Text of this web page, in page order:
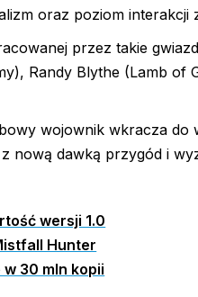
oraz poziom interakcji
przez takie
Randy Blythe (Lamb of
wojownik wkracza do
z nową dawką przygód i
wersji 1.0
Hunter
30 mln kopii